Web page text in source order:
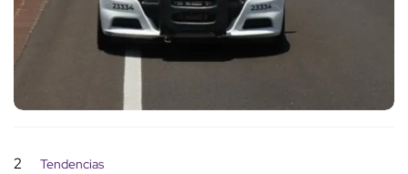
2 Tendencias